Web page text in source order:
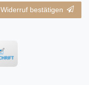
Widerruf bestätigen